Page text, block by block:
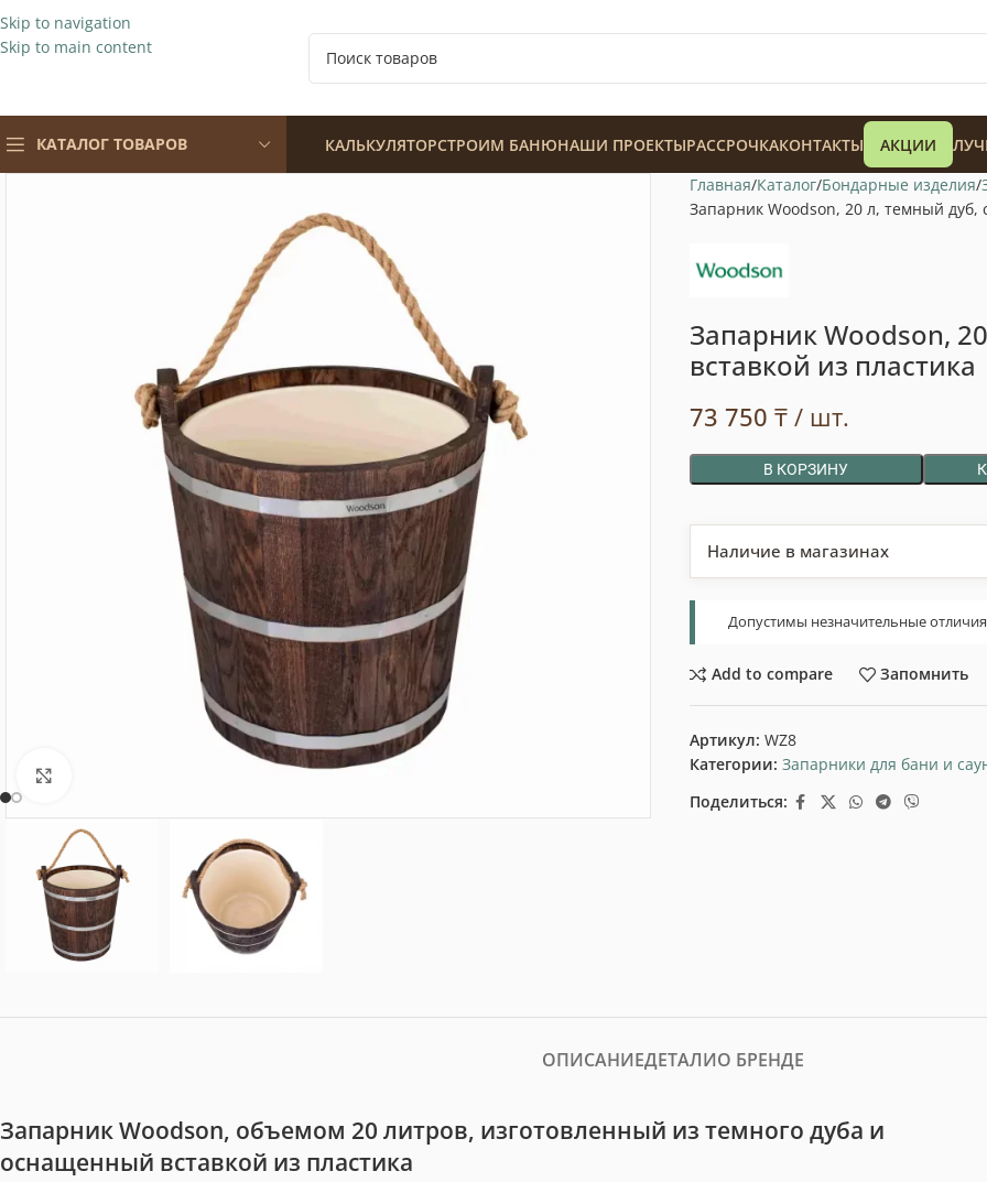
Skip to navigation
Skip to main content
КАТАЛОГ ТОВАРОВ
128 900₸
КАЛЬКУЛЯТОРСТРОИМ БАНЮНАШИ ПРОЕКТЫРАССРОЧКАКОНТАКТЫ АКЦИИ
Главная Каталог Бондарные изделия
Запарник Woodson, 20 л, темный дуб,
Запарник Woodson,
вставкой из пластика
73 750 ₸/ шт.
В КОРЗИНУ
Наличие в магазинах
Допустимы незначительные
Add to compare Запомнить
Артикул: WZ8
Категории: Запарники для бани и
Поделиться:
ОПИСАНИЕДЕТАЛИО БРЕНДЕ
Запарник Woodson, объемом 20 литров, изготовленный из темного дуба и
оснащенный вставкой из пластика